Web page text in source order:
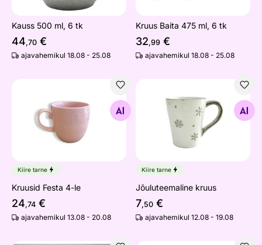
Kauss 500 ml, 6 tk
44,70 €
ajavahemikul 18.08 - 25.08
Kruus Baita 475 ml, 6 tk
32,99 €
ajavahemikul 18.08 - 25.08
Otsi sarnaseid
Kiire tarne
Kruusid Festa 4-le
24,74 €
ajavahemikul 13.08 - 20.08
Jõuluteemaline kruus
Otsi sarnaseid
Kiire tarne
Jõuluteemaline kruus
7,50 €
ajavahemikul 12.08 - 19.08